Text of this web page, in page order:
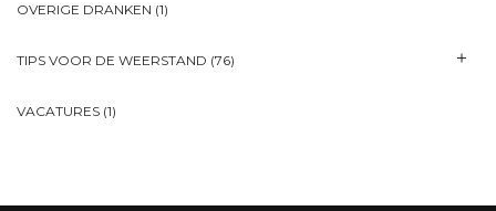
OVERIGE DRANKEN (1)
TIPS VOOR DE WEERSTAND (76)
VACATURES (1)